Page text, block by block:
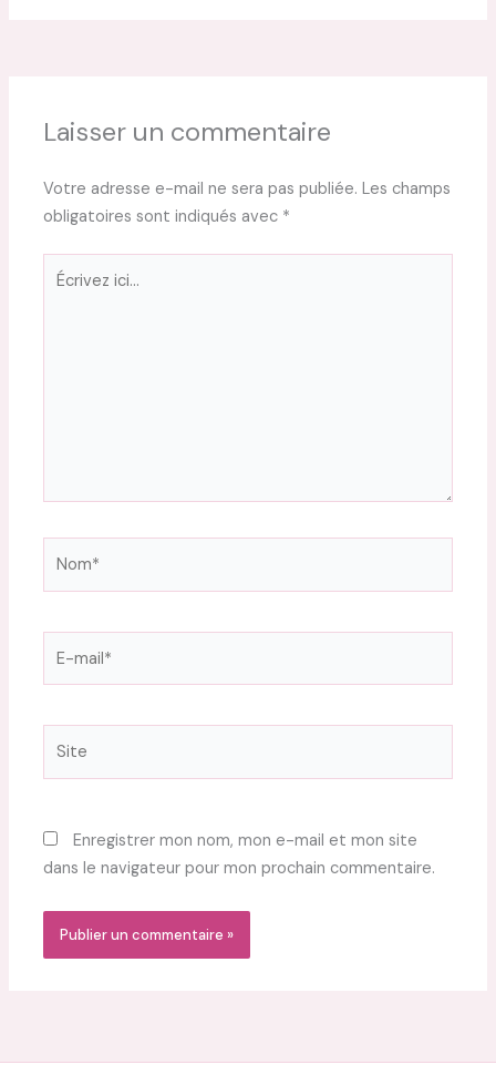
Laisser un commentaire
Votre adresse e-mail ne sera pas publiée. Les champs
obligatoires sont indiqués avec *
Écrivez
Enregistrer mon nom, mon e-mail et mon site
dans le navigateur pour mon prochain commentaire.